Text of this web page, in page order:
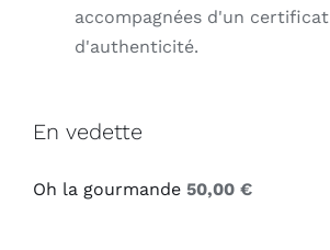
accompagnées d'un certificat
d'authenticité.
En vedette
Oh la gourmande 50,00 €